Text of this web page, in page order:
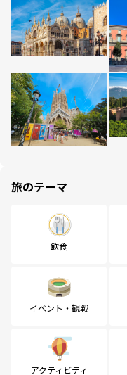
旅のテーマ
飲食
イベント・観戦
アクティビティ